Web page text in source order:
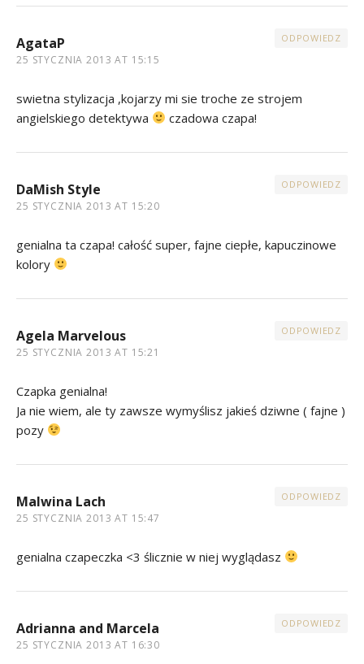
AgataP
25 STYCZNIA 2013 AT 15:15
ODPOWIEDZ
swietna stylizacja ,kojarzy mi sie troche ze strojem
angielskiego detektywa
czadowa czapa!
DaMish Style
25 STYCZNIA 2013 AT 15:20
ODPOWIEDZ
genialna ta czapa! całość super, fajne ciepłe, kapuczinowe
kolory
Agela Marvelous
25 STYCZNIA 2013 AT 15:21
ODPOWIEDZ
Czapka genialna!
Ja nie wiem, ale ty zawsze wymyślisz jakieś dziwne ( fajne )
pozy
Malwina Lach
25 STYCZNIA 2013 AT 15:47
ODPOWIEDZ
genialna czapeczka <3 ślicznie w niej wyglądasz
Adrianna and Marcela
25 STYCZNIA 2013 AT 16:30
ODPOWIEDZ